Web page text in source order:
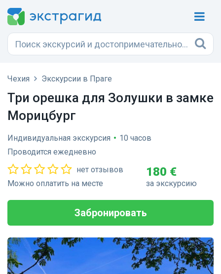
Чехия Экскурсии в Праге
Три орешка для Золушки в замке
Морицбург
Индивидуальная экскурсия • 10 часов
Проводится ежедневно
нет отзывов
Можно оплатить на месте
180 €
за экскурсию
Забронировать